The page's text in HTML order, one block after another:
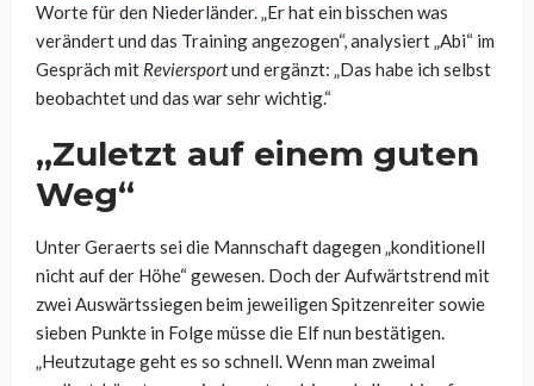
Worte für den Niederländer. „Er hat ein bisschen was
verändert und das Training angezogen“, analysiert „Abi“ im
Gespräch mit Reviersportund ergänzt: „Das habe ich selbst
beobachtet und das war sehr wichtig.“
„Zuletzt auf einem guten
Weg“
Unter Geraerts sei die Mannschaft dagegen „konditionell
nicht auf der Höhe“ gewesen. Doch der Aufwärtstrend mit
zwei Auswärtssiegen beim jeweiligen Spitzenreiter sowie
sieben Punkte in Folge müsse die Elf nun bestätigen.
„Heutzutage geht es so schnell. Wenn man zweimal